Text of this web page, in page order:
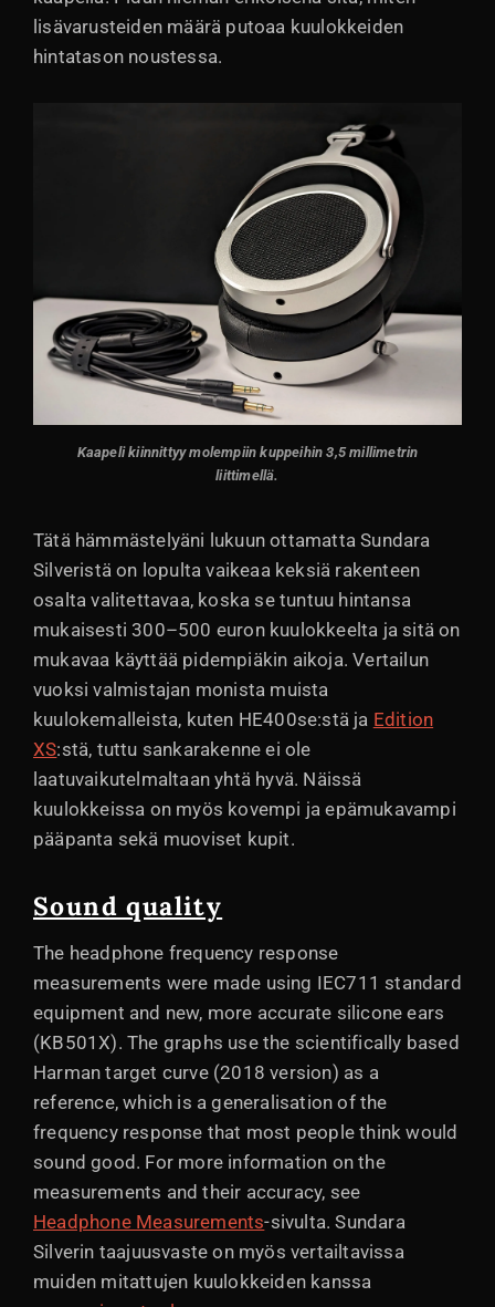
lisävarusteiden määrä putoaa kuulokkeiden
hintatason noustessa.
Kaapeli kiinnittyy molempiin kuppeihin 3,5 millimetrin
liittimellä.
Tätä hämmästelyäni lukuun ottamatta Sundara
Silveristä on lopulta vaikeaa keksiä rakenteen
osalta valitettavaa, koska se tuntuu hintansa
mukaisesti 300–500 euron kuulokkeelta ja sitä on
mukavaa käyttää pidempiäkin aikoja. Vertailun
vuoksi valmistajan monista muista
kuulokemalleista, kuten HE400se:stä ja Edition
XS:stä, tuttu sankarakenne ei ole
laatuvaikutelmaltaan yhtä hyvä. Näissä
kuulokkeissa on myös kovempi ja epämukavampi
pääpanta sekä muoviset kupit.
Sound quality
The headphone frequency response
measurements were made using IEC711 standard
equipment and new, more accurate silicone ears
(KB501X). The graphs use the scientifically based
Harman target curve (2018 version) as a
reference, which is a generalisation of the
frequency response that most people think would
sound good. For more information on the
measurements and their accuracy, see
Headphone Measurements-sivulta. Sundara
Silverin taajuusvaste on myös vertailtavissa
muiden mitattujen kuulokkeiden kanssa